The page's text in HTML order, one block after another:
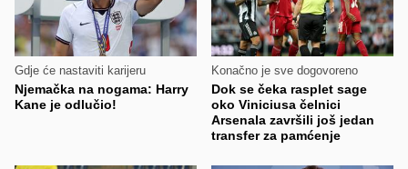
Gdje će nastaviti karijeru
Njemačka na nogama: Harry
Kane je odlučio!
Konačno je sve dogovoreno
Dok se čeka rasplet sage
oko Viniciusa čelnici
Arsenala završili još jedan
transfer za pamćenje